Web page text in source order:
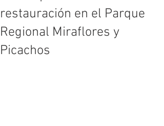
restauración en el Parque
Regional Miraflores y
Picachos